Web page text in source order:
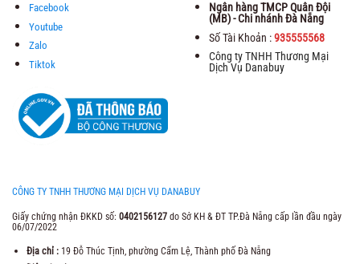
Facebook
Youtube
Zalo
Tiktok
Ngân hàng TMCP Quân Đội
(MB) - Chi nhánh Đà Nẵng
Số Tài Khoản :935555568
Công ty TNHH Thương Mại
Dịch Vụ Danabuy
CÔNG TY TNHH THƯƠNG MẠI DỊCH VỤ DANABUY
Giấy chứng nhận ĐKKD số: 0402156127 do Sở KH & ĐT TP.Đà Nẵng cấp lần đầu ngày
06/07/2022
Địa chỉ :19 Đỗ Thúc Tịnh, phường Cẩm Lệ, Thành phố Đà Nẵng